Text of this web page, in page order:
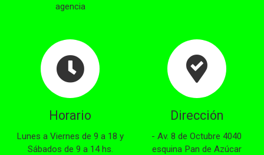
agencia
Horario
Lunes a Viernes de 9 a 18 y
Sábados de 9 a 14 hs.
Dirección
- Av. 8 de Octubre 4040
esquina Pan de Azúcar